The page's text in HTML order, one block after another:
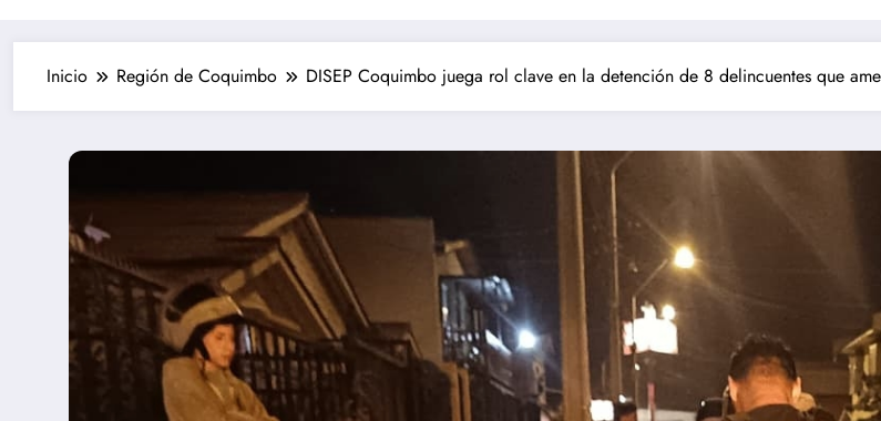
Inicio Región de Coquimbo DISEP Coquimbo juega rol clave en la detención de 8 delincuentes que